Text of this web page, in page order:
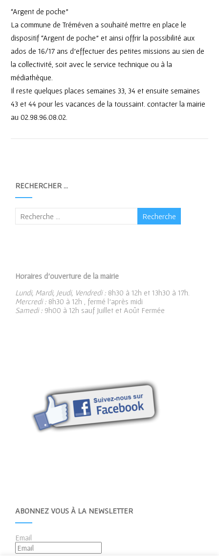
“Argent de poche”
La commune de Tréméven a souhaité mettre en place le
dispositif “Argent de poche” et ainsi offrir la possibilité aux
ados de 16/17 ans d’effectuer des petites missions au sien de
la collectivité, soit avec le service technique ou à la
médiathèque.
Il reste quelques places semaines 33, 34 et ensuite semaines
43 et 44 pour les vacances de la toussaint. contacter la mairie
au 02.98.96.08.02.
RECHERCHER …
Horaires d’ouverture de la mairie
Lundi, Mardi, Jeudi, Vendredi : 8h30 à 12h et 13h30 à 17h.
Mercredi : 8h30 à 12h , fermé l’après midi
Samedi : 9h00 à 12h sauf Juillet et Août Fermée
ABONNEZ VOUS À LA NEWSLETTER
Email